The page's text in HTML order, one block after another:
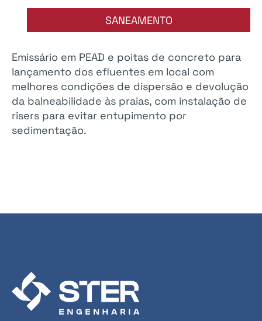
SANEAMENTO
Emissário em PEAD e poitas de concreto para
lançamento dos efluentes em local com
melhores condições de dispersão e devolução
da balneabilidade às praias, com instalação de
risers para evitar entupimento por
sedimentação.